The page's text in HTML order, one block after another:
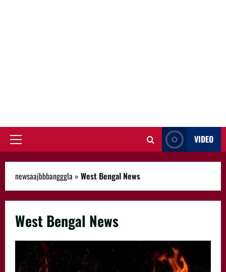
Primary
VIDEO
newsaajbbbangggla » West Bengal News
West Bengal News